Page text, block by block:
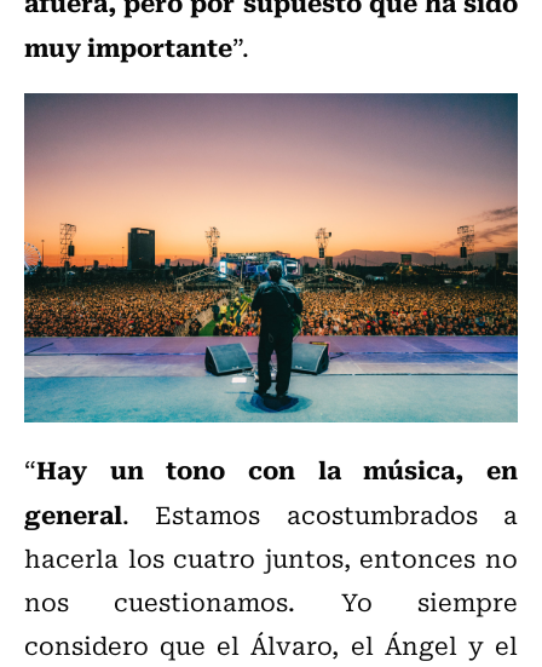
muy importante”.
“Hay un tono con la música, en
general. Estamos acostumbrados a
hacerla los cuatro juntos, entonces no
nos cuestionamos. Yo siempre
considero que el Álvaro, el Ángel y el